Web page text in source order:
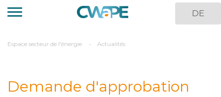
Aller
au
principal
DE
You
Espace secteur de l'énergie Actualités
Demande d'approbation